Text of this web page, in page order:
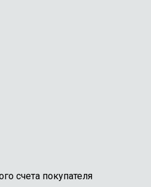
счета покупателя